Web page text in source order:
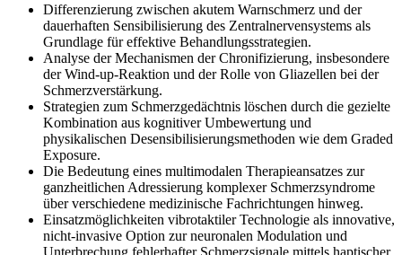
Differenzierung zwischen akutem Warnschmerz und der
dauerhaften Sensibilisierung des Zentralnervensystems als
Grundlage für effektive Behandlungsstrategien.
Analyse der Mechanismen der Chronifizierung, insbesondere
der Wind-up-Reaktion und der Rolle von Gliazellen bei der
Schmerzverstärkung.
Strategien zum Schmerzgedächtnis löschen durch die gezielte
Kombination aus kognitiver Umbewertung und
physikalischen Desensibilisierungsmethoden wie dem Graded
Exposure.
Die Bedeutung eines multimodalen Therapieansatzes zur
ganzheitlichen Adressierung komplexer Schmerzsyndrome
über verschiedene medizinische Fachrichtungen hinweg.
Einsatzmöglichkeiten vibrotaktiler Technologie als innovative,
nicht-invasive Option zur neuronalen Modulation und
Unterbrechung fehlerhafter Schmerzsignale mittels haptischer